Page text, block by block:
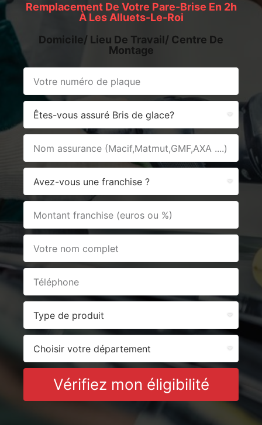
Remplacement De Votre Pare-Brise En 2h
À Les Alluets-Le-Roi
Domicile/ Lieu De Travail/ Centre De
Montage
Vérifiez mon éligibilité